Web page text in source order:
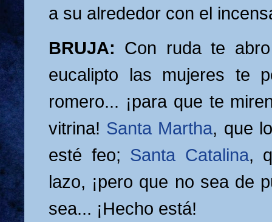
a su alrededor con el
BRUJA: Con ruda te
eucalipto las mujeres te
romero... ¡para que te
vitrina! Santa Martha, que
esté feo; Santa Catalina,
lazo, ¡pero que no sea de
sea... ¡Hecho está!